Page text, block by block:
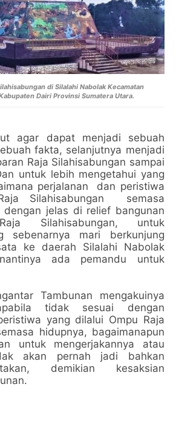
di Silalahi Nabolak Kecamatan
Dairi Provinsi Sumatera Utara.
agar dapat menjadi sebuah
fakta, selanjutnya menjadi
Raja Silahisabungan sampai
untuk lebih mengetahui yang
perjalanan
dan peristiwa
Silahisabungan
semasa
dengan jelas di relief bangunan
Silahisabungan, untuk
sebenarnya mari berkunjung
ke daerah Silalahi Nabolak
ada pemandu untuk
Tambunan mengakuinya
tidak sesuai dengan
yang dilalui Ompu Raja
hidupnya, bagaimanapun
untuk mengerjakannya atau
akan pernah jadi bahkan
demikian kesaksian